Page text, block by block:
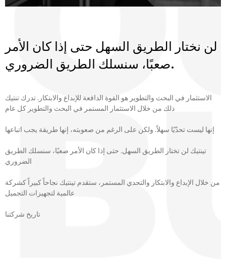
لن نختار الطريق السهل حتى إذا كان الأمر
صعبًا، سنسلك الطريق الضروري.
الاستثمار في البحث والتطوير هو القوة الدافعة للإبداع والابتكار. تدرك تنتيك
ذلك من خلال الاستثمار المستمر في البحث والتطوير كل عام
إنها ليست تحدّيًا سهلاً. ولكن على الرغم من صعوبته، إنها طريقة يجب اتباعها
تينتيك لن تختار الطريق السهل. حتى إذا كان الأمر صعبًا، سنسلك الطريق
الضروري
من خلال الإبداع والابتكار والتحدي المستمر، ستقدم تينتيك نجاحاً كبيراً كشركة
عالمية لتجهيزات التجميل
تاريخ شركتنا